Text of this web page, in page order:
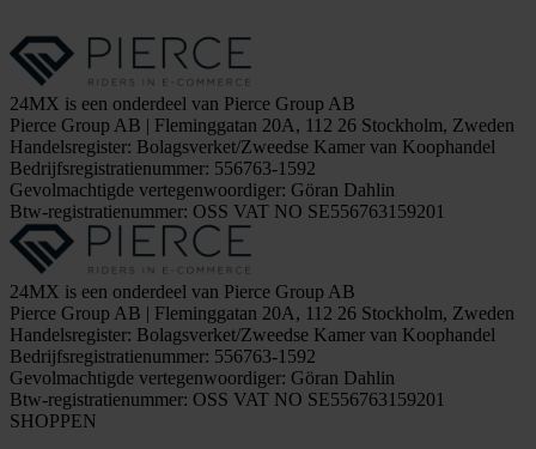
24MX is een onderdeel van Pierce Group AB
Pierce Group AB | Fleminggatan 20A, 112 26 Stockholm, Zweden
Handelsregister: Bolagsverket/Zweedse Kamer van Koophandel
Bedrijfsregistratienummer: 556763-1592
Gevolmachtigde vertegenwoordiger: Göran Dahlin
Btw-registratienummer: OSS VAT NO SE556763159201
24MX is een onderdeel van Pierce Group AB
Pierce Group AB | Fleminggatan 20A, 112 26 Stockholm, Zweden
Handelsregister: Bolagsverket/Zweedse Kamer van Koophandel
Bedrijfsregistratienummer: 556763-1592
Gevolmachtigde vertegenwoordiger: Göran Dahlin
Btw-registratienummer: OSS VAT NO SE556763159201
SHOPPEN